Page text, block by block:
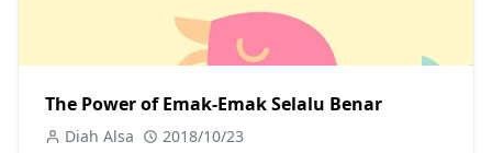
The Power of Emak-Emak Selalu Benar
Diah Alsa 2018/10/23